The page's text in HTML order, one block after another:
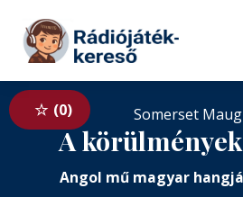
Tovább a tartalomhoz
0 Somerset
A
Angol mű magyar